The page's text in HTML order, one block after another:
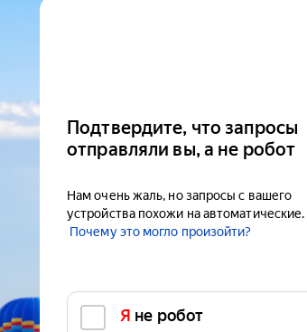
Подтвердите, что запросы
отправляли вы, а не робот
Нам очень жаль, но запросы с вашего
устройства похожи на автоматические.
Почему это могло произойти?
Я не робот